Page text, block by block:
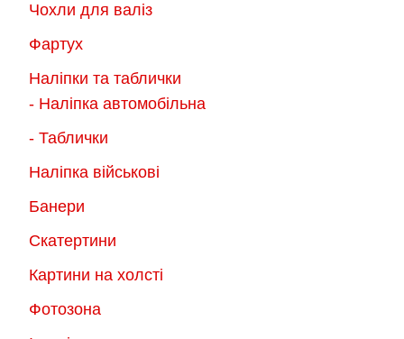
Чохли для валіз
Фартух
Наліпки та таблички
- Наліпка автомобільна
- Таблички
Наліпка військові
Банери
Скатертини
Картини на холсті
Фотозона